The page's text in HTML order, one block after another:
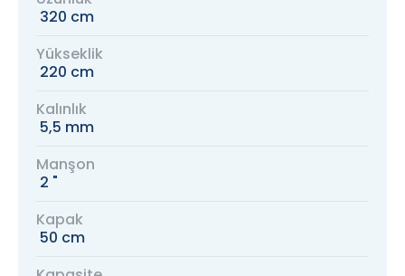
320 cm
Yükseklik
220 cm
Kalınlık
5,5 mm
Manşon
2 "
Kapak
50 cm